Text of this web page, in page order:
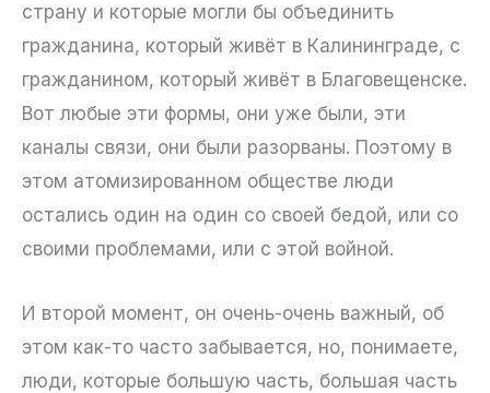
страну и которые могли бы объединить
гражданина, который живёт в Калининграде, с
гражданином, который живёт в Благовещенске.
Вот любые эти формы, они уже были, эти
каналы связи, они были разорваны. Поэтому в
этом атомизированном обществе люди
остались один на один со своей бедой, или со
своими проблемами, или с этой войной.
И второй момент, он очень-очень важный, об
этом как-то часто забывается, но, понимаете,
люди, которые большую часть, большая часть